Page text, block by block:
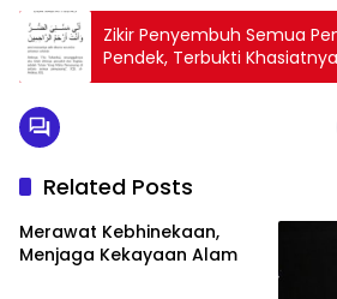
Zikir Penyembuh Semua
Pendek, Terbukti Khasiatnya
Related Posts
Merawat Kebhinekaan,
Menjaga Kekayaan Alam